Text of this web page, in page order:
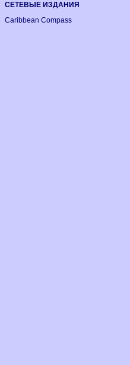
СЕТЕВЫЕ ИЗДАНИЯ
Caribbean Compass